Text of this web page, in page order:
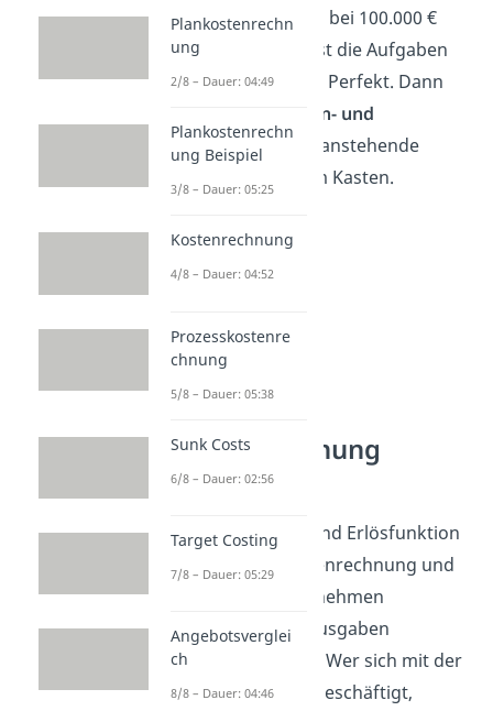
würde der Gewinn bei 100.000 €
liegen. Du konntest die Aufgaben
problemlos lösen? Perfekt. Dann
Gewinn- und
Erlösfunktionfür anstehende
Klausuren auf dem Kasten.
Kostenrechnung
verstehen
Gewinnfunktion und Erlösfunktion
gehören zur Kostenrechnung und
zeigen, wie Unternehmen
Einnahmen und Ausgaben
gegenüberstellen. Wer sich mit der
Kostenrechnung beschäftigt,
Plankostenrechn
ung
2/8 – Dauer: 04:49
Plankostenrechn
ung Beispiel
3/8 – Dauer: 05:25
Kostenrechnung
4/8 – Dauer: 04:52
Prozesskostenre
chnung
5/8 – Dauer: 05:38
Sunk Costs
6/8 – Dauer: 02:56
Target Costing
7/8 – Dauer: 05:29
Angebotsverglei
ch
8/8 – Dauer: 04:46